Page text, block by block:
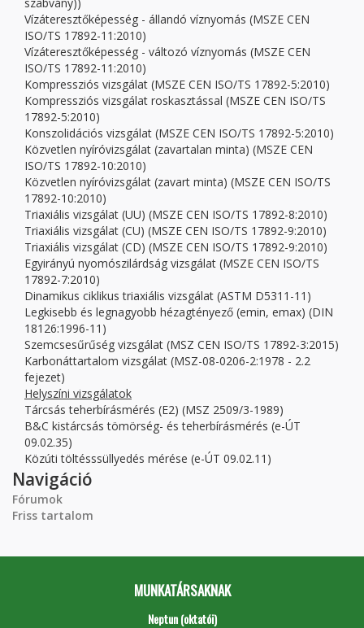
Vízáteresztőképesség - állandó víznyomás (MSZE CEN
ISO/TS 17892-11:2010)
Vízáteresztőképesség - változó víznyomás (MSZE CEN
ISO/TS 17892-11:2010)
Kompressziós vizsgálat (MSZE CEN ISO/TS 17892-5:2010)
Kompressziós vizsgálat roskasztással (MSZE CEN ISO/TS
17892-5:2010)
Konszolidációs vizsgálat (MSZE CEN ISO/TS 17892-5:2010)
Közvetlen nyíróvizsgálat (zavartalan minta) (MSZE CEN
ISO/TS 17892-10:2010)
Közvetlen nyíróvizsgálat (zavart minta) (MSZE CEN ISO/TS
17892-10:2010)
Triaxiális vizsgálat (UU) (MSZE CEN ISO/TS 17892-8:2010)
Triaxiális vizsgálat (CU) (MSZE CEN ISO/TS 17892-9:2010)
Triaxiális vizsgálat (CD) (MSZE CEN ISO/TS 17892-9:2010)
Egyirányú nyomószilárdság vizsgálat (MSZE CEN ISO/TS
17892-7:2010)
Dinamikus ciklikus triaxiális vizsgálat (ASTM D5311-11)
Legkisebb és legnagyobb hézagtényező (emin, emax) (DIN
18126:1996-11)
Szemcsesűrűség vizsgálat (MSZ CEN ISO/TS 17892-3:2015)
Karbonáttartalom vizsgálat (MSZ-08-0206-2:1978 - 2.2
fejezet)
Helyszíni vizsgálatok
Tárcsás teherbírásmérés (E2) (MSZ 2509/3-1989)
B&C kistárcsás tömörség- és teherbírásmérés (e-ÚT
09.02.35)
Közúti töltésssüllyedés mérése (e-ÚT 09.02.11)
Navigáció
Fórumok
Friss tartalom
MUNKATÁRSAKNAK
Neptun (oktatói)